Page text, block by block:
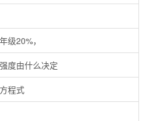
级20%，
度由什么决定
程式